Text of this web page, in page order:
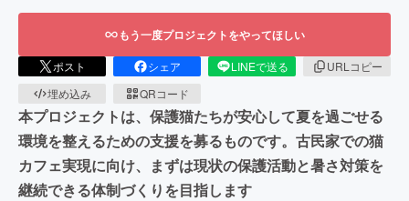
もう一度プロジェクトをやってほしい
ポスト シェア LINEで送る
URLコピー
埋め込み
QRコード
本プロジェクトは、保護猫たちが安心して夏を過ごせる
環境を整えるための支援を募るものです。古民家での猫
カフェ実現に向け、まずは現状の保護活動と暑さ対策を
継続できる体制づくりを目指します